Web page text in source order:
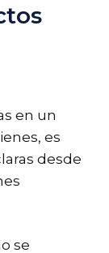
en un
es
desde
se